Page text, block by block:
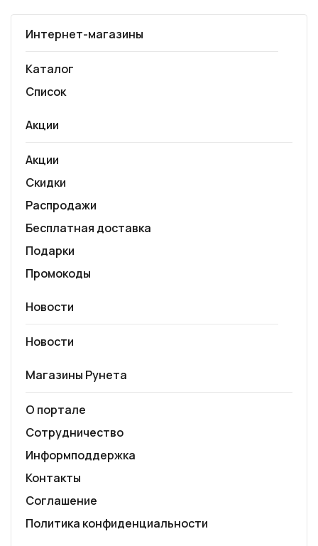
Интернет-магазины
Каталог
Список
Акции
Акции
Скидки
Распродажи
Бесплатная доставка
Подарки
Промокоды
Новости
Новости
Магазины Рунета
О портале
Сотрудничество
Информподдержка
Контакты
Соглашение
Политика конфиденциальности